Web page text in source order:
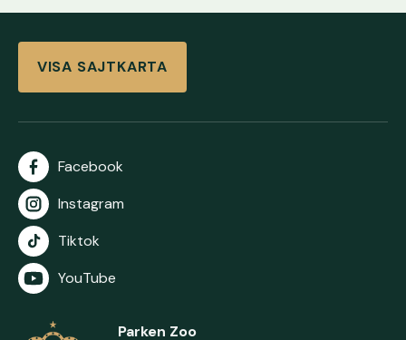
VISA SAJTKARTA
Facebook
Instagram
Tiktok
YouTube
Parken Zoo